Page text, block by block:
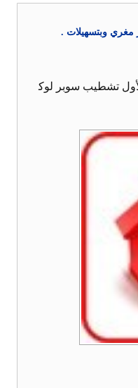
تشطيب سوبر لوك